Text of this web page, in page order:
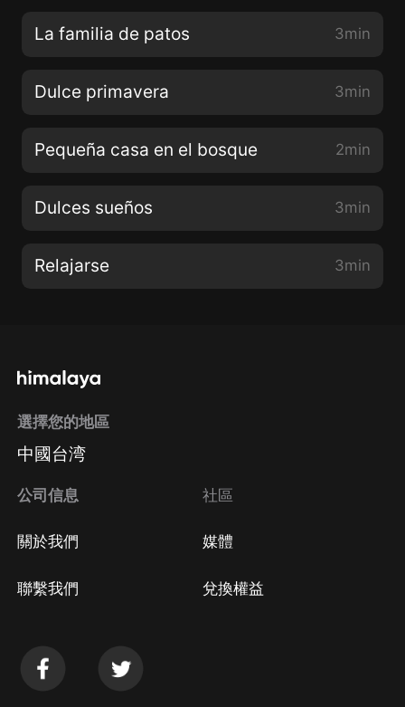
La familia de patos 3min
Dulce primavera 3min
Pequeña casa en el bosque 2min
Dulces sueños 3min
Relajarse 3min
選擇您的地區
中國台湾
公司信息
關於我們
聯繫我們
社區
媒體
兌換權益